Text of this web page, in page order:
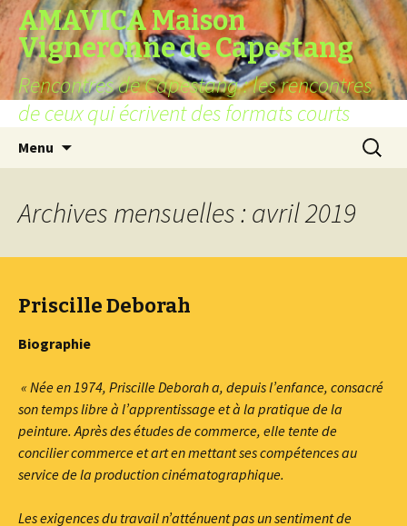
AMAVICA Maison
Vigneronne de Capestang
Rencontres de Capestang : les rencontres
de ceux qui écrivent des formats courts
Menu
Archives mensuelles : avril 2019
Priscille Deborah
Biographie
« Née en 1974, Priscille Deborah a, depuis l’enfance, consacré
son temps libre à l’apprentissage et à la pratique de la
peinture. Après des études de commerce, elle tente de
concilier commerce et art en mettant ses compétences au
service de la production cinématographique.
Les exigences du travail n’atténuent pas un sentiment de